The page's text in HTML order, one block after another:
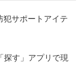
犯サポートアイテ
探す」アプリで現